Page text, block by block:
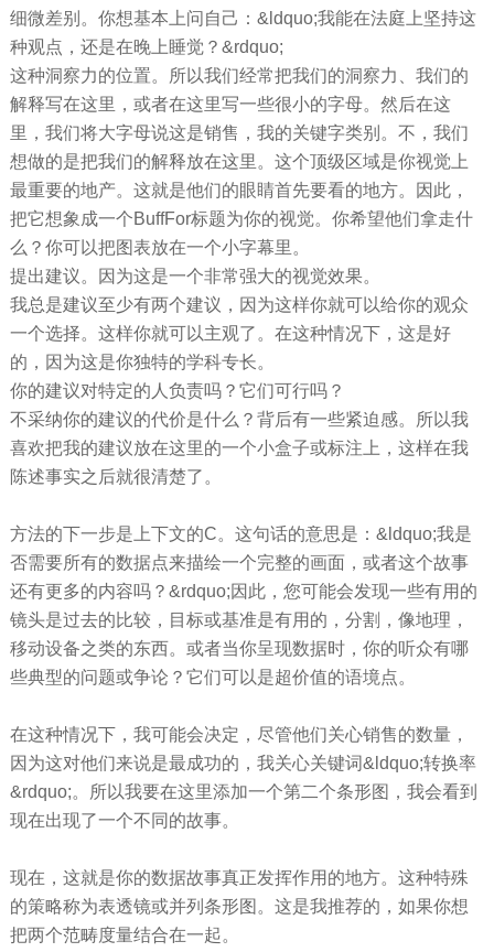
细微差别。你想基本上问自己：&ldquo;我能在法庭上坚持这
种观点，还是在晚上睡觉？&rdquo;
这种洞察力的位置。所以我们经常把我们的洞察力、我们的
解释写在这里，或者在这里写一些很小的字母。然后在这
里，我们将大字母说这是销售，我的关键字类别。不，我们
想做的是把我们的解释放在这里。这个顶级区域是你视觉上
最重要的地产。这就是他们的眼睛首先要看的地方。因此，
把它想象成一个BuffFor标题为你的视觉。你希望他们拿走什
么？你可以把图表放在一个小字幕里。
提出建议。因为这是一个非常强大的视觉效果。
我总是建议至少有两个建议，因为这样你就可以给你的观众
一个选择。这样你就可以主观了。在这种情况下，这是好
的，因为这是你独特的学科专长。
你的建议对特定的人负责吗？它们可行吗？
不采纳你的建议的代价是什么？背后有一些紧迫感。所以我
喜欢把我的建议放在这里的一个小盒子或标注上，这样在我
陈述事实之后就很清楚了。
方法的下一步是上下文的C。这句话的意思是：&ldquo;我是
否需要所有的数据点来描绘一个完整的画面，或者这个故事
还有更多的内容吗？&rdquo;因此，您可能会发现一些有用的
镜头是过去的比较，目标或基准是有用的，分割，像地理，
移动设备之类的东西。或者当你呈现数据时，你的听众有哪
些典型的问题或争论？它们可以是超价值的语境点。
在这种情况下，我可能会决定，尽管他们关心销售的数量，
因为这对他们来说是最成功的，我关心关键词&ldquo;转换率
&rdquo;。所以我要在这里添加一个第二个条形图，我会看到
现在出现了一个不同的故事。
现在，这就是你的数据故事真正发挥作用的地方。这种特殊
的策略称为表透镜或并列条形图。这是我推荐的，如果你想
把两个范畴度量结合在一起。